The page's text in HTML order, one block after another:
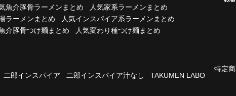
魚介豚骨ラーメンまとめ
人気家系ラーメンまとめ
ラーメンまとめ
人気インスパイア系ラーメンまとめ
介豚骨つけ麺まとめ 人気変わり種つけ麺まとめ
二郎インスパイア 二郎インスパイア汁なし
TAKUMEN LABO
特定